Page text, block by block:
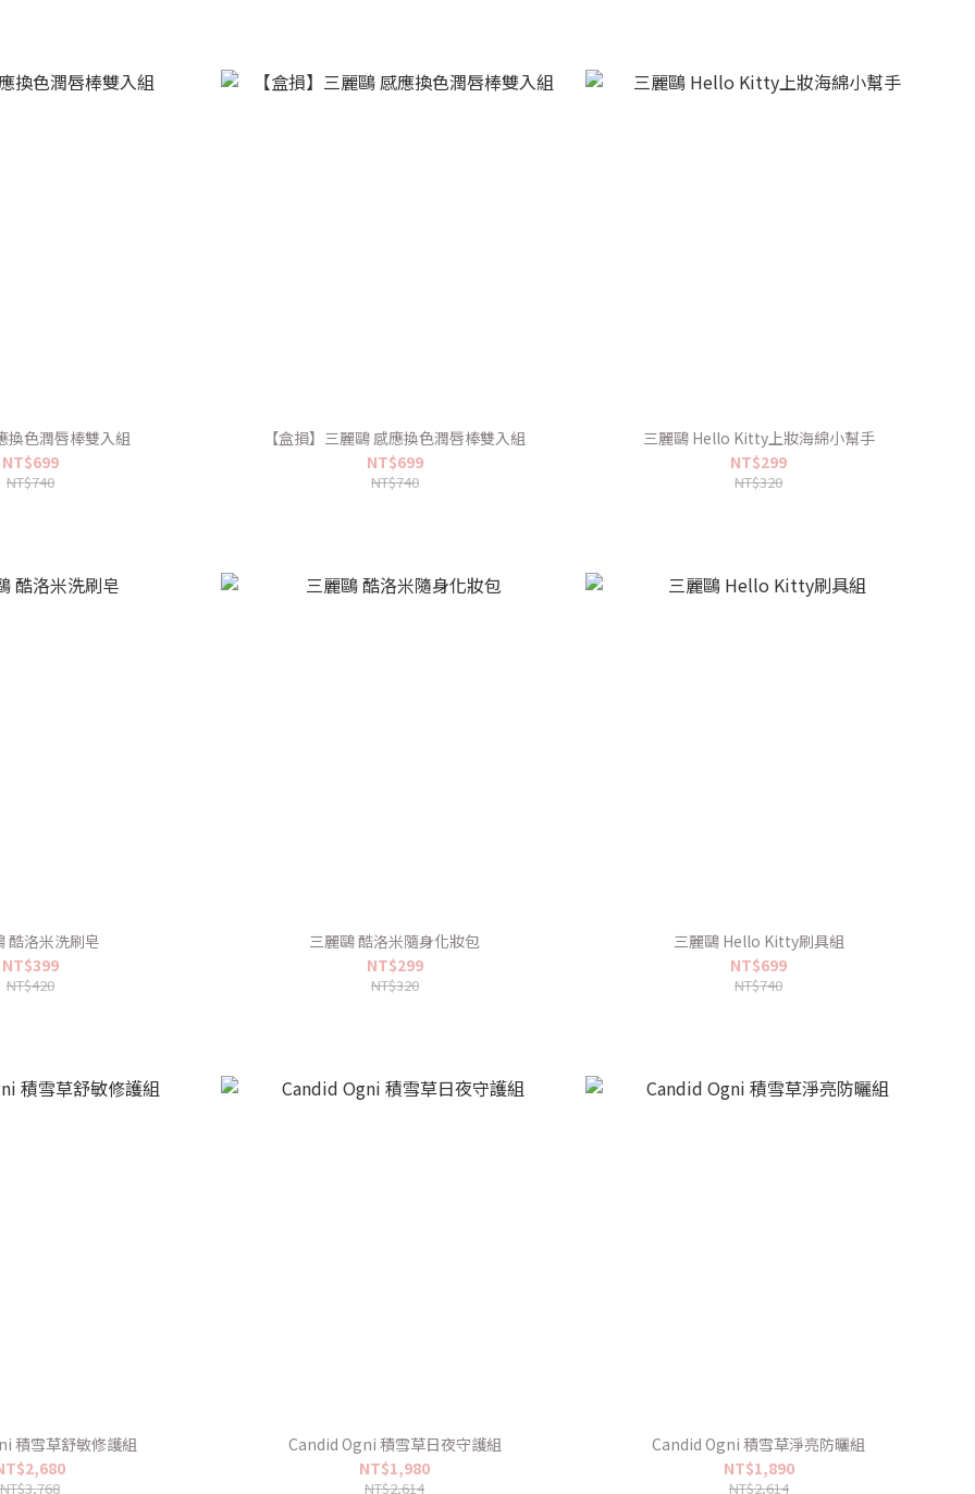
換色潤唇棒雙入組
NT$699
NT$740
【盒損】三麗鷗 感應換色潤唇棒雙入組
NT$699
NT$740
三麗鷗 Hello Kitty上妝海綿小幫手
NT$299
NT$320
酷洛米洗刷皂
NT$399
NT$420
三麗鷗 酷洛米隨身化妝包
NT$299
NT$320
三麗鷗 Hello Kitty刷具組
NT$699
NT$740
積雪草舒敏修護組
NT$3,768
Candid Ogni 積雪草日夜守護組
NT$1,980
NT$2,614
Candid Ogni 積雪草淨亮防曬組
NT$1,890
NT$2,614